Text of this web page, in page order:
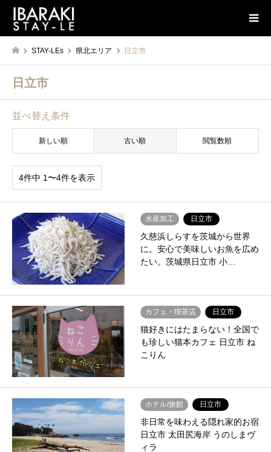
STAY-LEs 県北エリア 日立市
日立市
並べ替え条件
新しい順 古い順 閲覧数順
4件中 1〜4件を表示
水産加工 日立市
久慈浜しらすを茨城から世界
に。安心で美味しいお魚を広め
たい。茨城県日立市 小…
カフェ・喫茶店 日立市
猫好きにはたまらない！全国で
も珍しい猫本カフェ 日立市 ね
こりん
ホテル/旅館 日立市
非日常を味わえる隠れ家的お宿
日立市 太田尻海岸 うのしまヴ
ィラ